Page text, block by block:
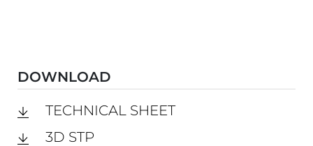
DOWNLOAD
TECHNICAL SHEET
3D STP